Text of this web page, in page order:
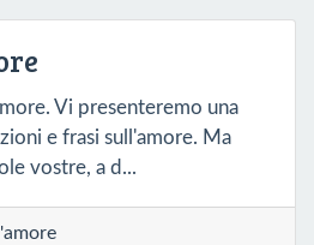
Vi presenteremo una
e frasi sull'amore. Ma
vostre, a d...